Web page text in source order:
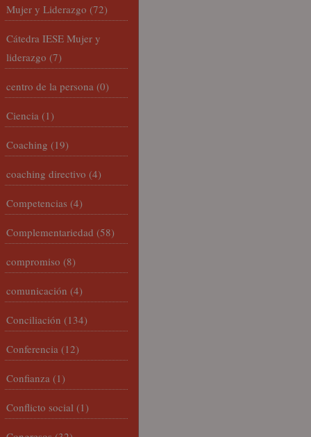
Mujer y Liderazgo (72)
Cátedra IESE Mujer y
liderazgo (7)
centro de la persona (0)
Ciencia (1)
Coaching (19)
coaching directivo (4)
Competencias (4)
Complementariedad (58)
compromiso (8)
comunicación (4)
Conciliación (134)
Conferencia (12)
Confianza (1)
Conflicto social (1)